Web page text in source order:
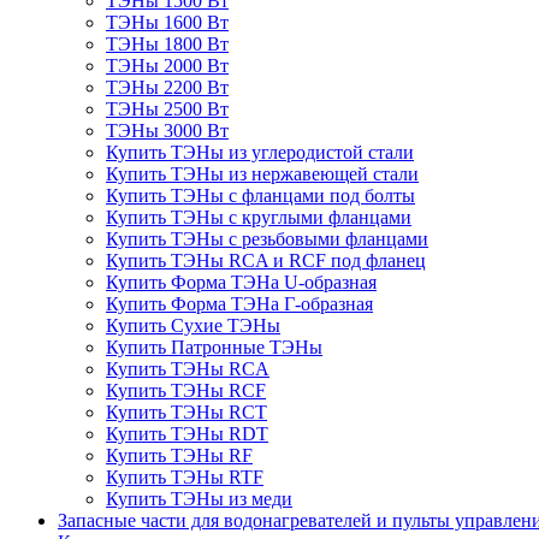
ТЭНы 1600 Вт
ТЭНы 1800 Вт
ТЭНы 2000 Вт
ТЭНы 2200 Вт
ТЭНы 2500 Вт
ТЭНы 3000 Вт
Купить ТЭНы из углеродистой стали
Купить ТЭНы из нержавеющей стали
Купить ТЭНы с фланцами под болты
Купить ТЭНы с круглыми фланцами
Купить ТЭНы с резьбовыми фланцами
Купить ТЭНы RCA и RCF под фланец
Купить Форма ТЭНа U-образная
Купить Форма ТЭНа Г-образная
Купить Сухие ТЭНы
Купить Патронные ТЭНы
Купить ТЭНы RCA
Купить ТЭНы RCF
Купить ТЭНы RCT
Купить ТЭНы RDT
Купить ТЭНы RF
Купить ТЭНы RTF
Купить ТЭНы из меди
Запасные части для водонагревателей и пульты